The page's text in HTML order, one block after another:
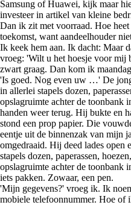
Samsung of Huawei, kijk maar
investeer in artikel van kleine
Dan ik zit met voorraad. Hoe
toekomst, want aandeelhouder
Ik keek hem aan. Ik dacht: Maar
vroeg: 'Wilt u het hoesje voor mij
zwart graag. Dan kom ik
'Is goed. Nog even uw …' De
in allerlei stapels dozen,
opslagruimte achter de toonbank
handen weer terug. Hij bukte en
stond een prop papier. Die
eentje uit de binnenzak van mijn
omgedraaid. Hij deed lades open
stapels dozen, paperassen,
opslagruimte achter de toonbank
iets pakken. Zowaar, een pen.
'Mijn gegevens?' vroeg ik. Ik
mobiele telefoonnummer. Hoe of